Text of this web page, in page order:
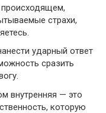
страхи,
ударный ответ
сразить
внутренняя — это
которую